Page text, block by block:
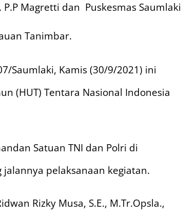
Magretti dan Puskesmas Saumlaki
Tanimbar.
Saumlaki, Kamis (30/9/2021) ini
(HUT) Tentara Nasional Indonesia
Satuan TNI dan Polri di
pelaksanaan kegiatan.
Rizky Musa, S.E., M.Tr.Opsla.,